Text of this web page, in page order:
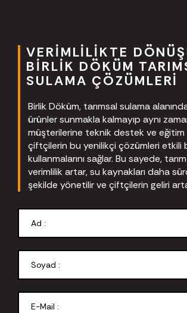
VERIMLILIKTE
BIRLIK DÖKÜM
SULAMA ÇÖZÜMLERI
Birlik Döküm, tarımsal sulama
ürünler sunmakla kalmayıp aynı
müşterilerine teknik destek ve eğitim
çiftçilerin bu yenilikçi çözümleri etkili
kullanmalarını sağlar. Bu sayede,
verimlilik artar, su kaynakları daha
şekilde yönetilir ve çiftçilerin geliri